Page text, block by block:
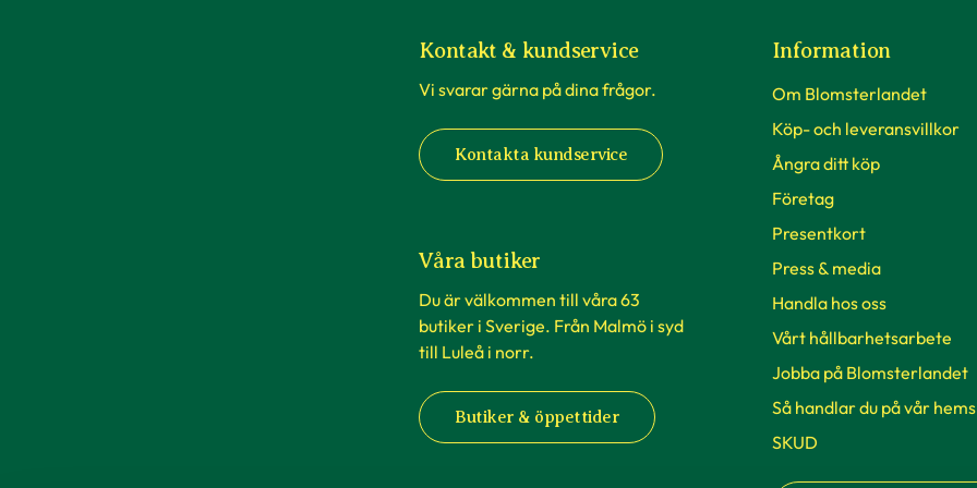
Kontakt & kundservice
Vi svarar gärna på dina frågor.
Kontakta kundservice
Våra butiker
Du är välkommen till våra 63
butiker i Sverige. Från Malmö i syd
till Luleå i norr.
Butiker & öppettider
Information
Om Blomsterlandet
Köp- och leveransvillkor
Ångra ditt köp
Företag
Presentkort
Press & media
Handla hos oss
Vårt hållbarhetsarbete
Jobba på Blomsterlandet
Så handlar du på vår
SKUD